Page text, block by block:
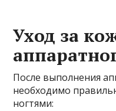
Уход за
После выполнения
необходимо
ногтями: